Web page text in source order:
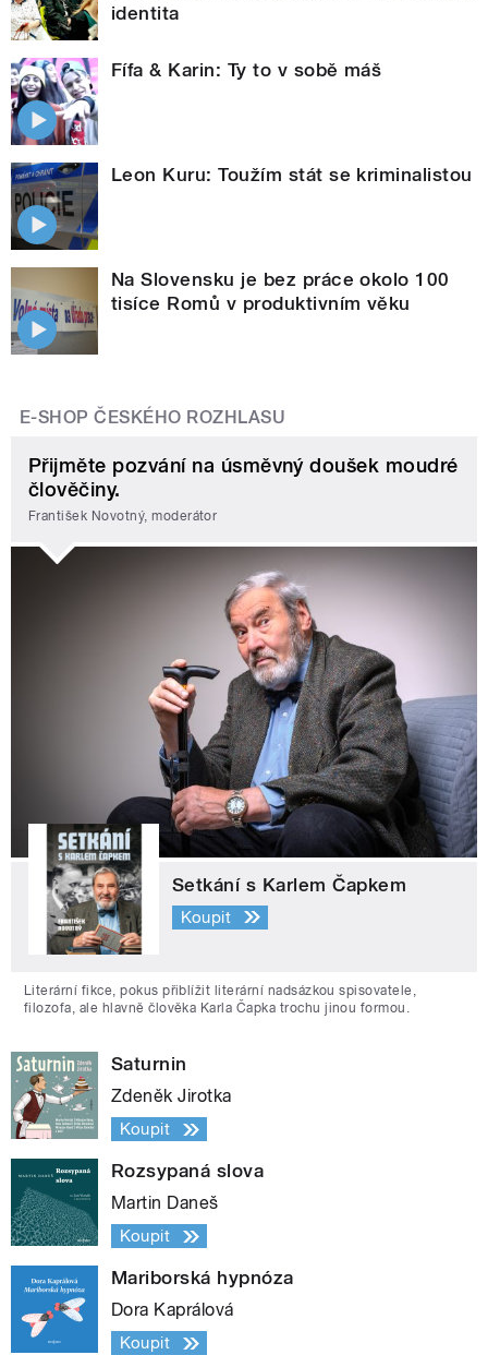
identita
Fífa & Karin: Ty to v sobě máš
Leon Kuru: Toužím stát se kriminalistou
Na Slovensku je bez práce okolo 100
tisíce Romů v produktivním věku
E-SHOP ČESKÉHO ROZHLASU
Přijměte pozvání na úsměvný doušek moudré
člověčiny.
František Novotný, moderátor
Setkání s Karlem Čapkem
Koupit
Literární fikce, pokus přiblížit literární nadsázkou spisovatele,
filozofa, ale hlavně člověka Karla Čapka trochu jinou formou.
Saturnin
Zdeněk Jirotka
Koupit
Rozsypaná slova
Martin Daneš
Koupit
Mariborská hypnóza
Dora Kaprálová
Koupit